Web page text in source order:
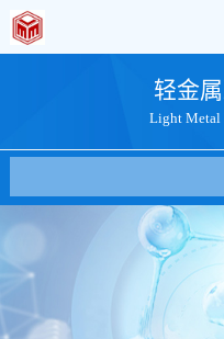
轻金
Light Metal